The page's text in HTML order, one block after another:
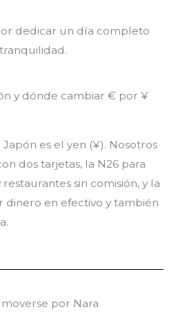
dedicar un día completo
y dónde cambiar € por ¥
es el yen (¥). Nosotros
dos tarjetas, la N26 para
sin comisión, y la
dinero en efectivo y también
por Nara